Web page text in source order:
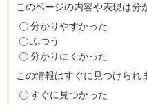
このページの内容や表現は分
分かりやすかった
ふつう
分かりにくかった
この情報はすぐに見つけられ
すぐに見つかった